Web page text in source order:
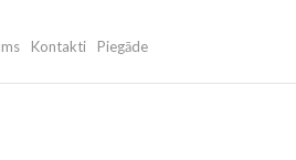
Kontakti Piegāde